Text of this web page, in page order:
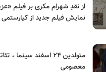
از نقدِ شهرام مکری بر فیلم
نمایش فیلم جدید از کیارستمی
متولدین ۲۴ اسفند
معصومی